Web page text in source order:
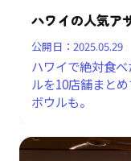
ハワイの人気ア
公開日：2025.05.29
ハワイで絶対食
ルを10店舗まと
ボウルも。